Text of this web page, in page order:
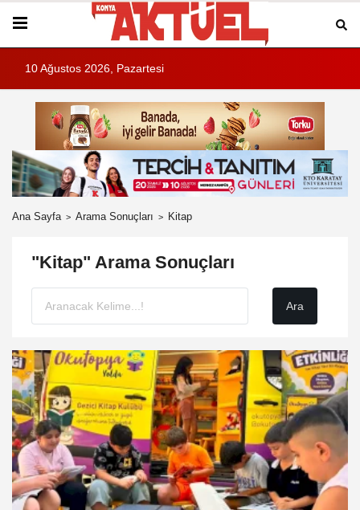
10 Ağustos 2026, Pazartesi
Ana Sayfa Arama Sonuçları Kitap
"Kitap" Arama Sonuçları